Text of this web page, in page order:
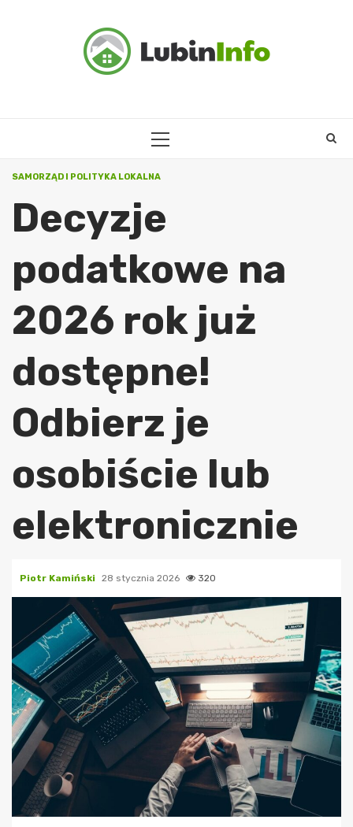
PRIMARY
SAMORZĄD I POLITYKA LOKALNA
Decyzje
podatkowe na
2026 rok już
dostępne!
Odbierz je
osobiście lub
elektronicznie
Piotr Kamiński 28 stycznia 2026 320